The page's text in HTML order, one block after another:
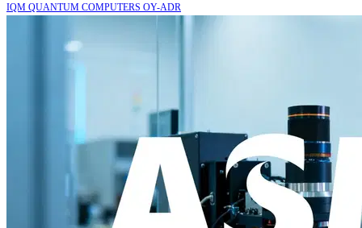
IQM QUANTUM COMPUTERS OY-ADR